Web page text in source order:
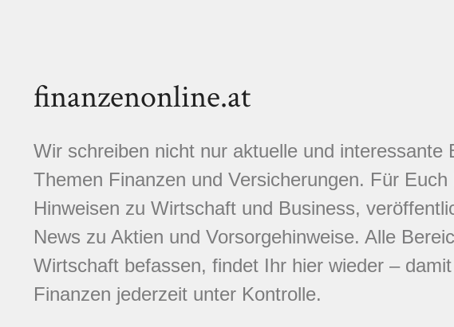
finanzenonline.at
Wir schreiben nicht nur aktuelle und interessante
Themen Finanzen und Versicherungen. Für
Hinweisen zu Wirtschaft und Business,
News zu Aktien und Vorsorgehinweise. Alle
Wirtschaft befassen, findet Ihr hier wieder –
Finanzen jederzeit unter Kontrolle.